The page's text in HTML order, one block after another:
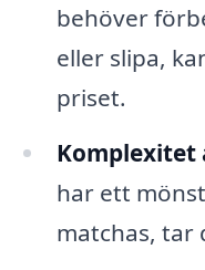
behöver
eller slipa,
priset.
Komplexitet
har ett
matchas, tar